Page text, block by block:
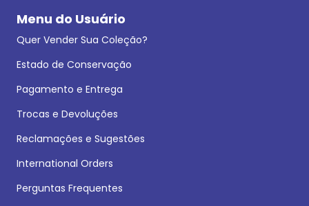
Menu do Usuário
Quer Vender Sua Coleção?
Estado de Conservação
Pagamento e Entrega
Trocas e Devoluções
Reclamações e Sugestões
International Orders
Perguntas Frequentes